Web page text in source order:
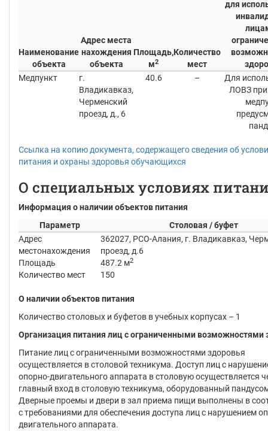
Наименование
объекта
Адрес места
нахождения
объекта
Площадь,
м2
Количество
мест
для
Медпункт
г.
Владикавказ,
Черменский
проезд, д., 6
40.6 –
Для
ЛОВЗ при
Ссылка на копию документа, содержащего сведения об
питания и охраны здоровья обучающихся
О специальных условиях
Информация о наличии объектов питания
Параметр
Столовая / буфет
Адрес
местонахождения
362027, РСО-Алания, г. Владикавказ,
проезд, д.6
Площадь
487.2 м2
Количество мест 150
О наличии объектов питания
Количество столовых и буфетов в учебных корпусах – 1
Организация питания лиц с ограниченными возможностями
Питание лиц с ограниченными возможностями здоровья
осуществляется в столовой техникума. Доступ лиц с
опорно-двигательного аппарата в столовую осуществляется
главный вход в столовую техникума, оборудованный
Дверные проемы и двери в зал приема пищи выполнены в
с требованиями для обеспечения доступа лиц с нарушением
двигательного аппарата.